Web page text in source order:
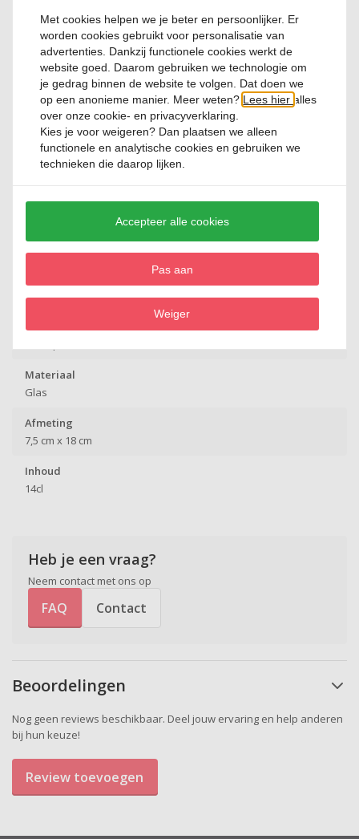
Heb je een vraag?
Neem contact met ons op
FAQ Contact
Met een inhoud van 14 cl is dit glas ideaal voor klassieke cocktails
zoals martini’s of andere kleine, verfijnde mixdranken. De slanke
vorm van 18 cm hoog en 7,5 cm doorsnede zorgt voor een elegante
presentatie en ligt prettig in de hand. Het stevige glaswerk van
Libbey staat bekend om zijn duurzaamheid, waardoor dit glas zowel
geschikt is voor thuisgebruik als voor professioneel gebruik in de
horeca. Een tijdloze keuze voor iedereen die zijn cocktails graag
stijlvol serveert.
Libbey
Kleur
Materiaal
Glas
Afmeting
7,5 cm x 18 cm
Inhoud
14cl
Beoordelingen
Nog geen reviews beschikbaar. Deel jouw ervaring en help anderen
bij hun keuze!
Review toevoegen
Met cookies helpen we je beter en persoonlijker. Er
worden cookies gebruikt voor personalisatie van
advertenties. Dankzij functionele cookies werkt de
website goed. Daarom gebruiken we technologie om
je gedrag binnen de website te volgen. Dat doen we
op een anonieme manier. Meer weten?Lees hieralles
over onze cookie- en privacyverklaring.
Kies je voorweigeren? Dan plaatsen we alleen
functionele en analytische cookies en gebruiken we
technieken die daarop lijken.
Accepteer alle cookies
Pas aan
Weiger